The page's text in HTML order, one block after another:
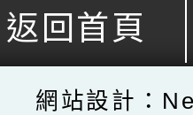
返回首頁
網站設計：